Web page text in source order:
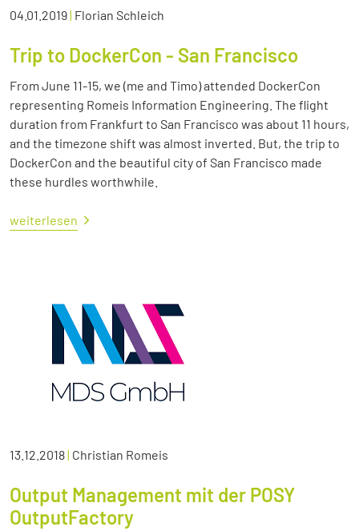
04.01.2019| Florian Schleich
Trip to DockerCon - San Francisco
From June 11-15, we (me and Timo) attended DockerCon
representing Romeis Information Engineering. The flight
duration from Frankfurt to San Francisco was about 11 hours,
and the timezone shift was almost inverted. But, the trip to
DockerCon and the beautiful city of San Francisco made
these hurdles worthwhile.
weiterlesen
13.12.2018| Christian Romeis
Output Management mit der POSY
OutputFactory